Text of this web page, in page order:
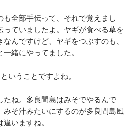
全部手伝って、それで覚えまし
っていましたよ。ヤギが食べる草を
んですけど、ヤギをつぶすのも、
緒にやってました。
いうことですよね。
ね。多良間島はみそでやるんで
そ汁みたいにするのが多良間島風
いますね。